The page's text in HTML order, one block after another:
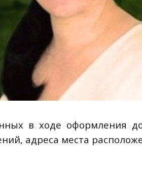
в ходе оформления
адреса места